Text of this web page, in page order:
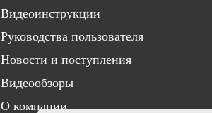
Видеоинструкции
Руководства пользователя
Новости и поступления
Видеообзоры
О компании